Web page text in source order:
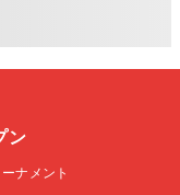
ン
ナメント